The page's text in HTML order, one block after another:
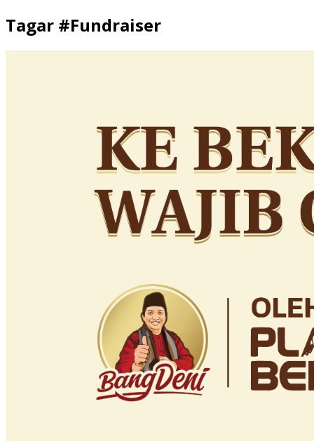
Tagar #Fundraiser